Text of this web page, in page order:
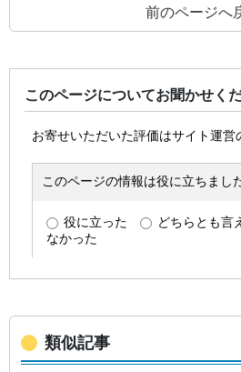
前のページへ
このページについてお聞かせく
類似記事